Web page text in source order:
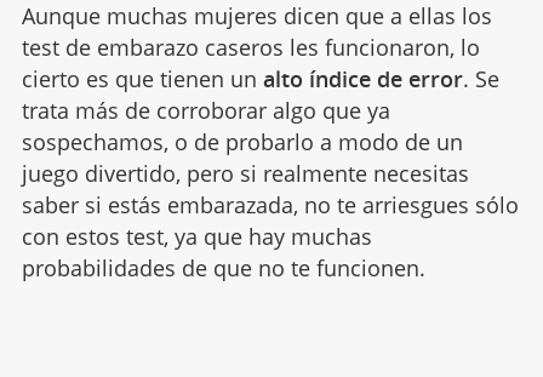
Aunque muchas mujeres dicen que a ellas los
test de embarazo caseros les funcionaron, lo
cierto es que tienen un alto índice de error. Se
trata más de corroborar algo que ya
sospechamos, o de probarlo a modo de un
juego divertido, pero si realmente necesitas
saber si estás embarazada, no te arriesgues sólo
con estos test, ya que hay muchas
probabilidades de que no te funcionen.